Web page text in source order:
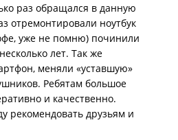
раз обращался в данную
отремонтировали ноутбук
уже не помню) починили
лет. Так же
меняли «уставшую»
Ребятам большое
и качественно.
рекомендовать друзьям и